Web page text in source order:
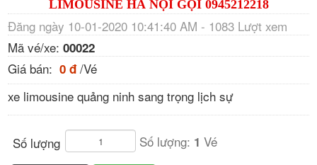
LIMOUSINE HÀ NỘI GỌI 0945212218
Đăng ngày 10-01-2020 10:41:40 AM - 1083 Lượt xem
Mã vé/xe: 00022
Giá bán: 0 đ /Vé
xe limousine quảng ninh sang trọng lịch sự
Số lượng Số lượng: 1 Vé